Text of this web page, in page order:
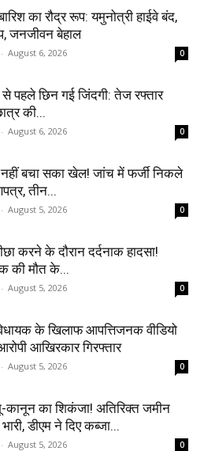
का रौद्र रूप: यमुनोत्री हाईवे बंद,
जनजीवन बेहाल
- August 6, 2026 0
पहले छिन गई जिंदगी: तेज रफ्तार
की...
- August 6, 2026 0
बचा सका खेल! जांच में फर्जी निकले
तीन...
- August 5, 2026 0
करने के दौरान दर्दनाक हादसा!
की मौत के...
- August 5, 2026 0
के खिलाफ आपत्तिजनक वीडियो
आखिरकार गिरफ्तार
- August 5, 2026 0
कानून का शिकंजा! अतिरिक्त जमीन
डीएम ने दिए कब्जा...
- August 5, 2026 0